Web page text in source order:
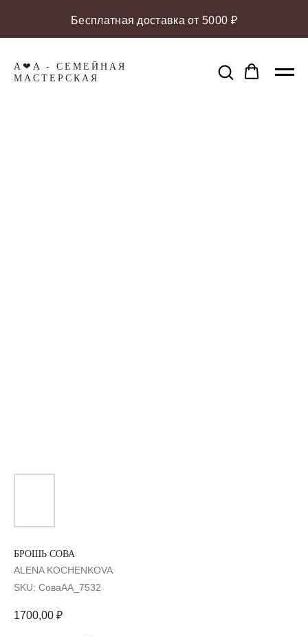
Бесплатная доставка от 5000 ₽
A❤A - СЕМЕЙНАЯ
МАCТЕРСКАЯ
БРОШЬ СОВА
ALENA KOCHENKOVA
SKU: СоваАА_7532
1700,00 ₽